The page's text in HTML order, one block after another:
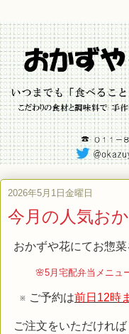
2026年5月1日金曜日
今月の人気お
おかずや花にてお惣
🌸5月宅配弁当メニュ
※ ご予約は前日12時
ご注文をいただけれ